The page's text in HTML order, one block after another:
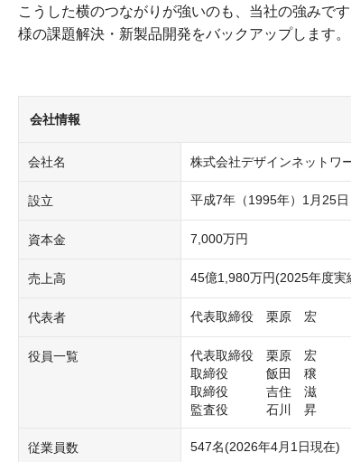
こうした横のつながりが強いのも、当社の強みで
様の課題解決・新製品開発をバックアップします。
会社情報
会社名 株式会社デザインネットワ
設立 平成7年（1995年）1月25日
資本金 7,000万円
売上高 45億1,980万円(2025年度実
代表者 代表取締役　栗原　宏
役員一覧
代表取締役　栗原　宏
取締役　　　飯田　穣
取締役　　　吉住　滋
監査役　　　石川　昇
従業員数 547名(2026年4月1日現在)